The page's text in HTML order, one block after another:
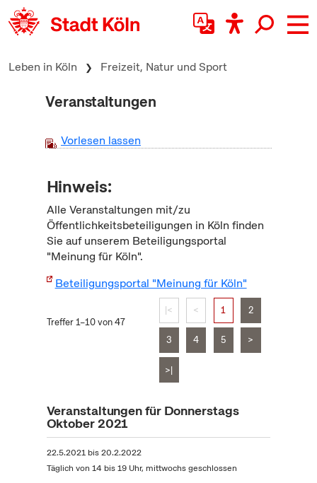
zum Inhalt springen
Leben in Köln Freizeit, Natur und Sport
Veranstaltungen
Vorlesen lassen
Hinweis:
Alle Veranstaltungen mit/zu
Öffentlichkeitsbeteiligungen in Köln finden
Sie auf unserem Beteiligungsportal
"Meinung für Köln".
Beteiligungsportal "Meinung für Köln"
Treffer 1–10 von 47
|< < 1 2
3 4 5 >
>|
Veranstaltungen für Donnerstags
Oktober 2021
22.5.2021bis20.2.2022
Täglich von 14 bis 19 Uhr, mittwochs geschlossen